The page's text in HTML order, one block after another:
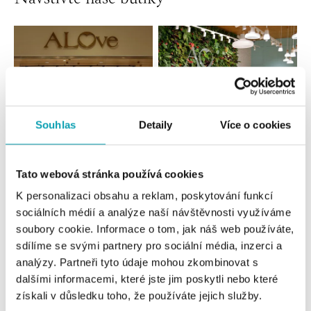
Souhlas Detaily Více o cookies
Tato webová stránka používá cookies
K personalizaci obsahu a reklam, poskytování funkcí
sociálních médií a analýze naší návštěvnosti využíváme
soubory cookie. Informace o tom, jak náš web používáte,
sdílíme se svými partnery pro sociální média, inzerci a
analýzy. Partneři tyto údaje mohou zkombinovat s
dalšími informacemi, které jste jim poskytli nebo které
získali v důsledku toho, že používáte jejich služby.
Všechny Česko Slovensko
ALOve OC Nový Smíchov, Praha 5
Plzeňská 8, 150 00 Praha 5 - Anděl
tel.: +420736509250
dnes otevřeno od 09:00
ALOve OC Olympia, Brno